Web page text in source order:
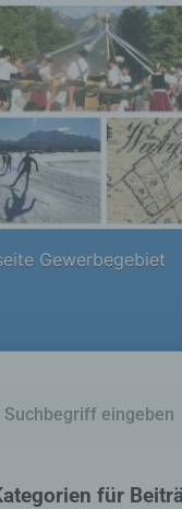
Gewerbegebiet
für